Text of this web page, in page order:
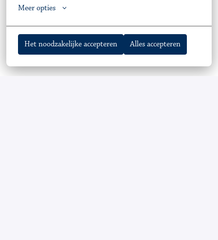
Meer opties
Het noodzakelijke accepteren Alles accepteren